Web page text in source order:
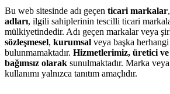
Bu web sitesinde adı geçen ticari markalar,
adları, ilgili sahiplerinin tescilli ticari
mülkiyetindedir. Adı geçen markalar veya
sözleşmesel, kurumsal veya başka
bulunmamaktadır. Hizmetlerimiz, üretici
bağımsız olarak sunulmaktadır. Marka veya
kullanımı yalnızca tanıtım amaçlıdır.